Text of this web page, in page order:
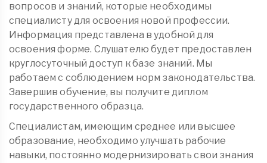
вопросов и знаний, которые необходимы
специалисту для освоения новой профессии.
Информация представлена в удобной для
освоения форме. Слушателю будет предоставлен
круглосуточный доступ к базе знаний. Мы
работаем с соблюдением норм законодательства.
Завершив обучение, вы получите диплом
государственного образца.
Специалистам, имеющим среднее или высшее
образование, необходимо улучшать рабочие
навыки, постоянно модернизировать свои знания